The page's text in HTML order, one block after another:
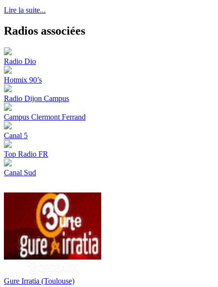
Lire la suite...
Radios associées
Radio Dio
Hotmix 90’s
Radio Dijon Campus
Campus Clermont Ferrand
Canal 5
Top Radio FR
Canal Sud
Gure Irratia (Toulouse)